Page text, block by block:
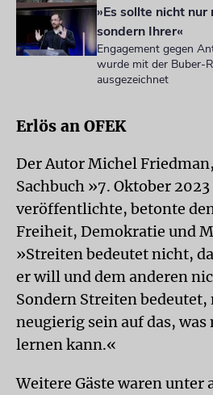
»Es sollte nicht
sondern Ihrer«
Engagement gegen
wurde mit der Buber-
ausgezeichnet
Erlös an OFEK
Der Autor Michel
Sachbuch »7. Oktober
veröffentlichte, betonte
Freiheit, Demokratie und
»Streiten bedeutet nicht,
er will und dem anderen
Sondern Streiten
neugierig sein auf das,
lernen kann.«
Weitere Gäste waren unter